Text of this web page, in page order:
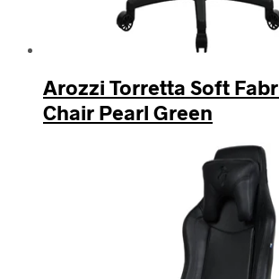
Arozzi Torretta Soft
Chair Pearl Green